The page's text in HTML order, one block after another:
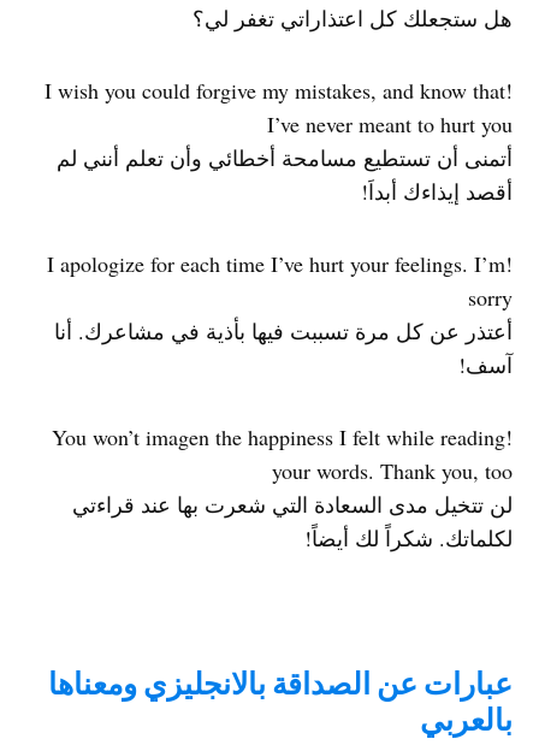
هل ستجعلك كل اعتذاراتي تغفر لي؟
!I wish you could forgive my mistakes, and know that
I’ve never meant to hurt you
أتمنى أن تستطيع مسامحة أخطائي وأن تعلم أنني لم
أقصد إيذاءك أبداَ!
!I apologize for each time I’ve hurt your feelings. I’m
sorry
أعتذر عن كل مرة تسببت فيها بأذية في مشاعرك. أنا
آسف!
!You won’t imagen the happiness I felt while reading
your words. Thank you, too
لن تتخيل مدى السعادة التي شعرت بها عند قراءتي
لكلماتك. شكراً لك أيضاً!
عبارات عن الصداقة بالانجليزي ومعناها
بالعربي